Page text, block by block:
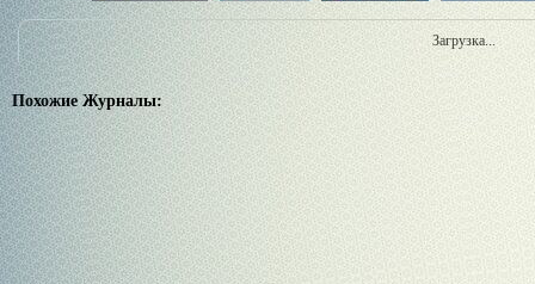
Загрузка...
Похожие Журналы: